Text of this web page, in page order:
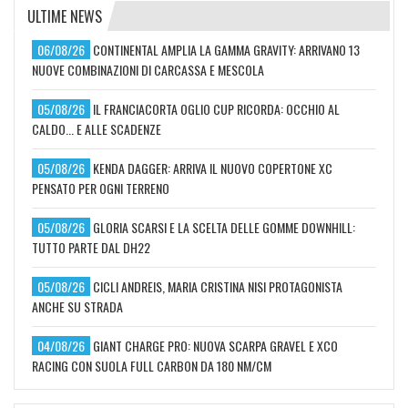
ULTIME NEWS
06/08/26 CONTINENTAL AMPLIA LA GAMMA GRAVITY: ARRIVANO 13
NUOVE COMBINAZIONI DI CARCASSA E MESCOLA
05/08/26 IL FRANCIACORTA OGLIO CUP RICORDA: OCCHIO AL
CALDO... E ALLE SCADENZE
05/08/26 KENDA DAGGER: ARRIVA IL NUOVO COPERTONE XC
PENSATO PER OGNI TERRENO
05/08/26 GLORIA SCARSI E LA SCELTA DELLE GOMME DOWNHILL:
TUTTO PARTE DAL DH22
05/08/26 CICLI ANDREIS, MARIA CRISTINA NISI PROTAGONISTA
ANCHE SU STRADA
04/08/26 GIANT CHARGE PRO: NUOVA SCARPA GRAVEL E XCO
RACING CON SUOLA FULL CARBON DA 180 NM/CM